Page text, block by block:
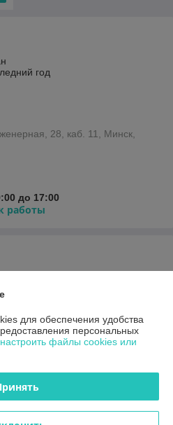
год
28, каб. 11, Минск,
до 17:00
работы
корзину
все отзывы
для обеспечения удобства
персональных
файлы cookies или